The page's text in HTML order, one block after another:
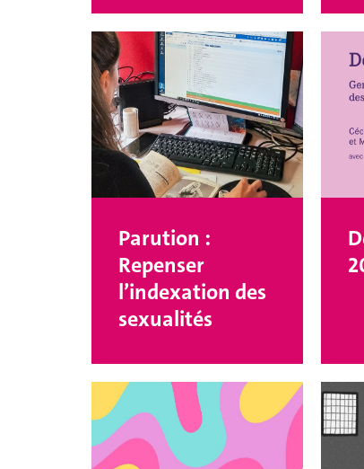
Parution :
Repenser
l’indexation des
sexualités